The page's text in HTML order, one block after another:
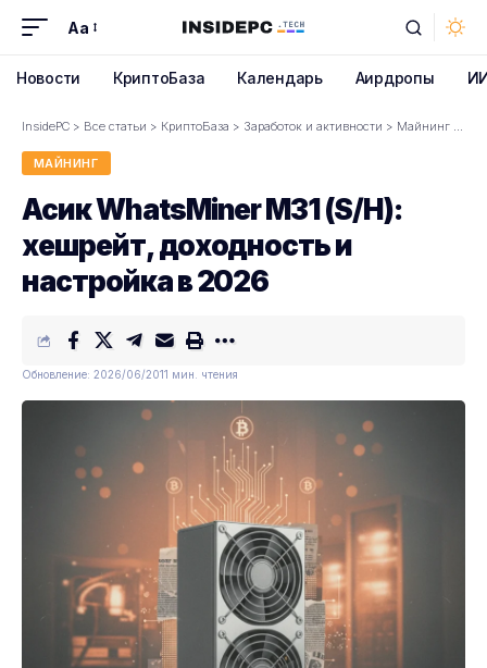
Font
Aa
Новости КриптоБаза Календарь Аирдропы
InsidePC > Все статьи > КриптоБаза > Заработок и активности > Майнинг
МАЙНИНГ
Асик WhatsMiner M31 (S/H):
хешрейт, доходность и
настройка в 2026
Обновление: 2026/06/2011 мин. чтения